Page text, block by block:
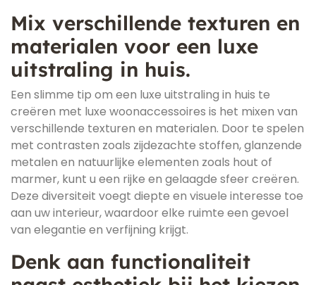
Mix verschillende texturen en
materialen voor een luxe
uitstraling in huis.
Een slimme tip om een luxe uitstraling in huis te
creëren met luxe woonaccessoires is het mixen van
verschillende texturen en materialen. Door te spelen
met contrasten zoals zijdezachte stoffen, glanzende
metalen en natuurlijke elementen zoals hout of
marmer, kunt u een rijke en gelaagde sfeer creëren.
Deze diversiteit voegt diepte en visuele interesse toe
aan uw interieur, waardoor elke ruimte een gevoel
van elegantie en verfijning krijgt.
Denk aan functionaliteit